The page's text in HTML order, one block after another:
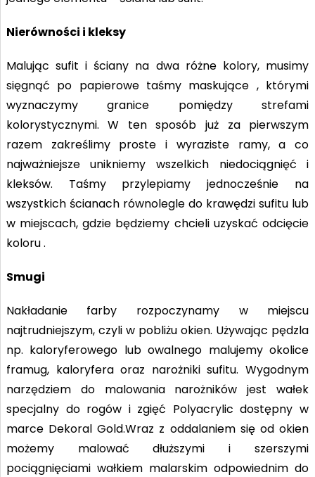
Nierówności i kleksy
Malując sufit i ściany na dwa różne kolory, musimy
sięgnąć po papierowe taśmy maskujące , którymi
wyznaczymy granice pomiędzy strefami
kolorystycznymi. W ten sposób już za pierwszym
razem zakreślimy proste i wyraziste ramy, a co
najważniejsze unikniemy wszelkich niedociągnięć i
kleksów. Taśmy przylepiamy jednocześnie na
wszystkich ścianach równolegle do krawędzi sufitu lub
w miejscach, gdzie będziemy chcieli uzyskać odcięcie
koloru .
Smugi
Nakładanie farby rozpoczynamy w miejscu
najtrudniejszym, czyli w pobliżu okien. Używając pędzla
np. kaloryferowego lub owalnego malujemy okolice
framug, kaloryfera oraz narożniki sufitu. Wygodnym
narzędziem do malowania narożników jest wałek
specjalny do rogów i zgięć Polyacrylic dostępny w
marce Dekoral Gold.Wraz z oddalaniem się od okien
możemy malować dłuższymi i szerszymi
pociągnięciami wałkiem malarskim odpowiednim do